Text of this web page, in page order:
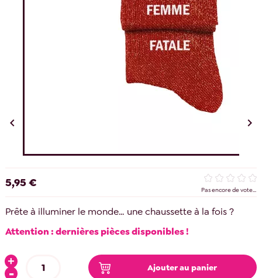
 
5,95 €
Pas encore de vote...
Prête à illuminer le monde… une chaussette à la fois ?
Attention : dernières pièces disponibles !
Ajouter au panier